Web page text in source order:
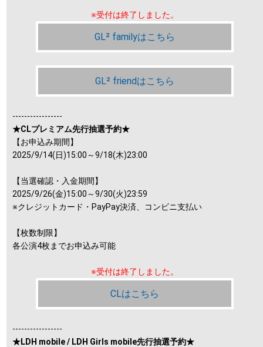
※受付は終了しました。
GL² familyはこちら
GL² friendはこちら
-----------------
★CLプレミアム先行抽選予約★
【お申込み期間】
2025/9/14(日)15:00～9/18(木)23:00
【当選確認・入金期間】
2025/9/26(金)15:00～9/30(火)23:59
※クレジットカード・PayPay決済、コンビニ支払い
【枚数制限】
各公演4枚までお申込み可能
※受付は終了しました。
CLはこちら
-----------------
★LDH mobile / LDH Girls mobile先行抽選予約★